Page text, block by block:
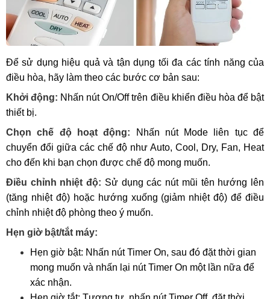
Để sử dụng hiệu quả và tận dụng tối đa các tính năng của
điều hòa, hãy làm theo các bước cơ bản sau:
Khởi động: Nhấn nút On/Off trên điều khiển điều hòa để bật
thiết bị.
Chọn chế độ hoạt động: Nhấn nút Mode liên tục để
chuyển đổi giữa các chế độ như Auto, Cool, Dry, Fan, Heat
cho đến khi bạn chọn được chế độ mong muốn.
Điều chỉnh nhiệt độ: Sử dụng các nút mũi tên hướng lên
(tăng nhiệt độ) hoặc hướng xuống (giảm nhiệt độ) để điều
chỉnh nhiệt độ phòng theo ý muốn.
Hẹn giờ bật/tắt máy:
Hẹn giờ bật: Nhấn nút Timer On, sau đó đặt thời gian
mong muốn và nhấn lại nút Timer On một lần nữa để
xác nhận.